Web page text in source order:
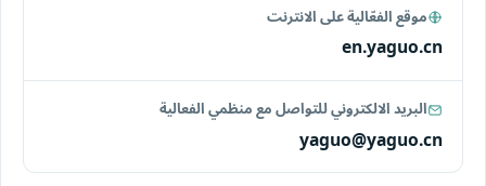
موقع الفعّالية على الانترنت
en.yaguo.cn
البريد الالكتروني للتواصل مع منظمي الفعالية
yaguo@yaguo.cn